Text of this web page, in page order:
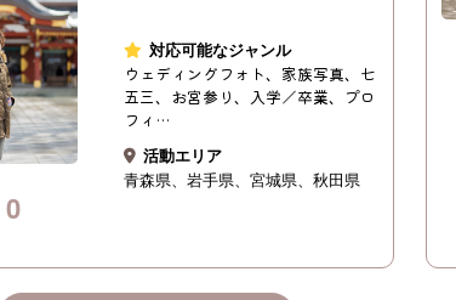
0
対応可能なジャンル
ウェディングフォト、家族写真、七
五三、お宮参り、入学／卒業、プロ
フィ…
活動エリア
青森県
岩手県 宮城県 秋田県